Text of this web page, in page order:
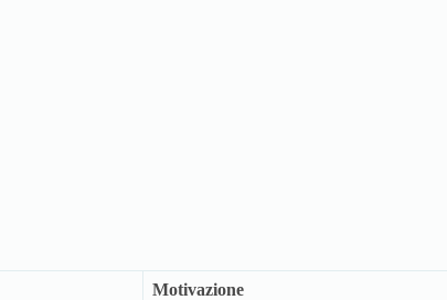
Motivazione